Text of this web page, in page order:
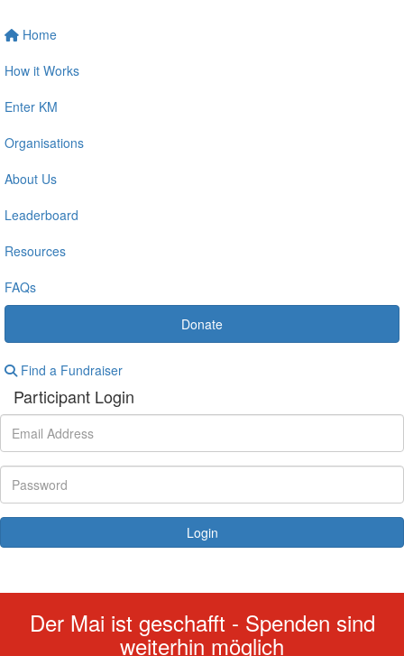
Home
How it Works
Enter KM
Organisations
About Us
Leaderboard
Resources
FAQs
Donate
Find a Fundraiser
Participant Login
Login
Der Mai ist geschafft - Spenden sind
weiterhin möglich